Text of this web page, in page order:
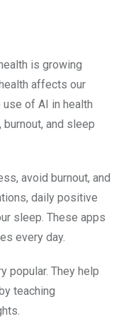
is growing
affects our
of AI in health
and sleep
avoid burnout, and
daily positive
sleep. These apps
every day.
popular. They help
teaching